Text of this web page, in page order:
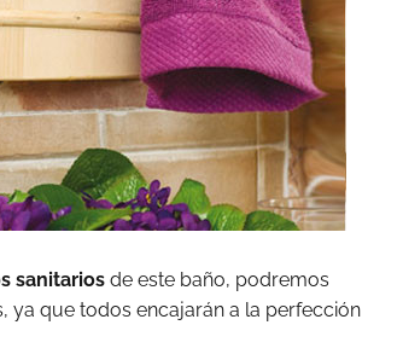
sanitarios de este baño, podremos
ya que todos encajarán a la perfección